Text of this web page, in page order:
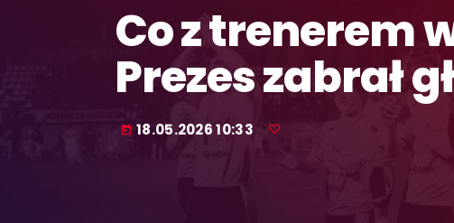
Co z trenerem
Prezes zabrał
today 18.05.2026 10:33